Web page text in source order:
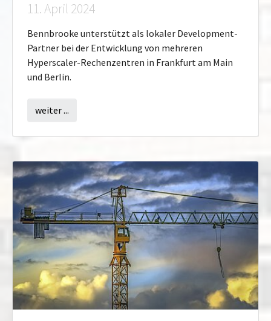
11. April 2024
Bennbrooke unterstützt als lokaler Development-
Partner bei der Entwicklung von mehreren
Hyperscaler-Rechenzentren in Frankfurt am Main
und Berlin.
weiter ...